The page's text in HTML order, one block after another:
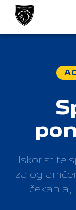
Iskoristite
za
čekanja,